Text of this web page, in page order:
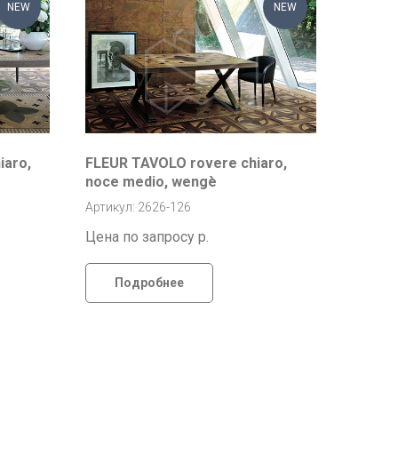
NEW NEW
FLEUR TAVOLO rovere chiaro,
noce medio, wengè
Артикул: 2626-126
Цена по запросу р.
Подробнее